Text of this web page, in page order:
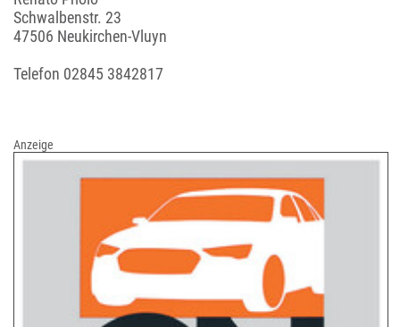
Schwalbenstr. 23
47506 Neukirchen-Vluyn
Telefon 02845 3842817
Anzeige